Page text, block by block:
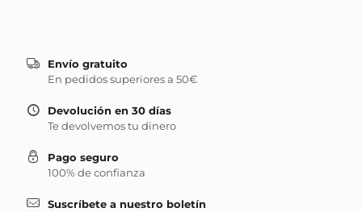
Envío gratuito
En pedidos superiores a 50€
Devolución en 30 días
Te devolvemos tu dinero
Pago seguro
100% de confianza
Suscríbete a nuestro boletín